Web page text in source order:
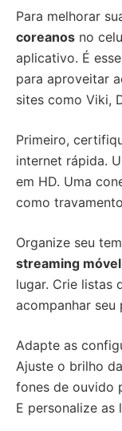
Para melhorar
coreanos no
aplicativo. É
para aproveitar
sites como Viki,
Primeiro,
internet rápida.
em HD. Uma
como
Organize seu
streaming móvel
lugar. Crie listas
acompanhar seu
Adapte as
Ajuste o brilho
fones de ouvido
E personalize as